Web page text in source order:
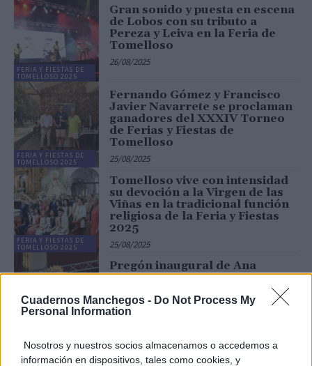
Cuadernos Manchegos - Do Not Process My
Personal Information
Nosotros y nuestros socios almacenamos o accedemos a
información en dispositivos, tales como cookies, y
FERIA Y FIESTAS DE
TOMELLOSO 2025
Gran sonido y puesta en escena
de Lobos con su tributo a
Pereza y Leiva en la Feria de
Tomelloso
26/08/2025
FERIA Y FIESTAS DE
TOMELLOSO 2025
Fernando Gómez y Francisco
Javier Navarrete se proclaman
ganadores del XXXIV Torneo
de Ferias y Fiestas de
Tomelloso
25/08/2025
FERIA Y FIESTAS DE
TOMELLOSO 2025
Tomelloso vive con intensidad
su devoción a la Virgen de las
Viñas en la tradicional función
religiosa de la Feria y Fiestas
2025
25/08/2025
Pregón inaugural de Ana
Samboal de la Feria y Fiestas de
25/08/2025
La tradicional pólvora marca el
inicio de una Feria y Fiestas de